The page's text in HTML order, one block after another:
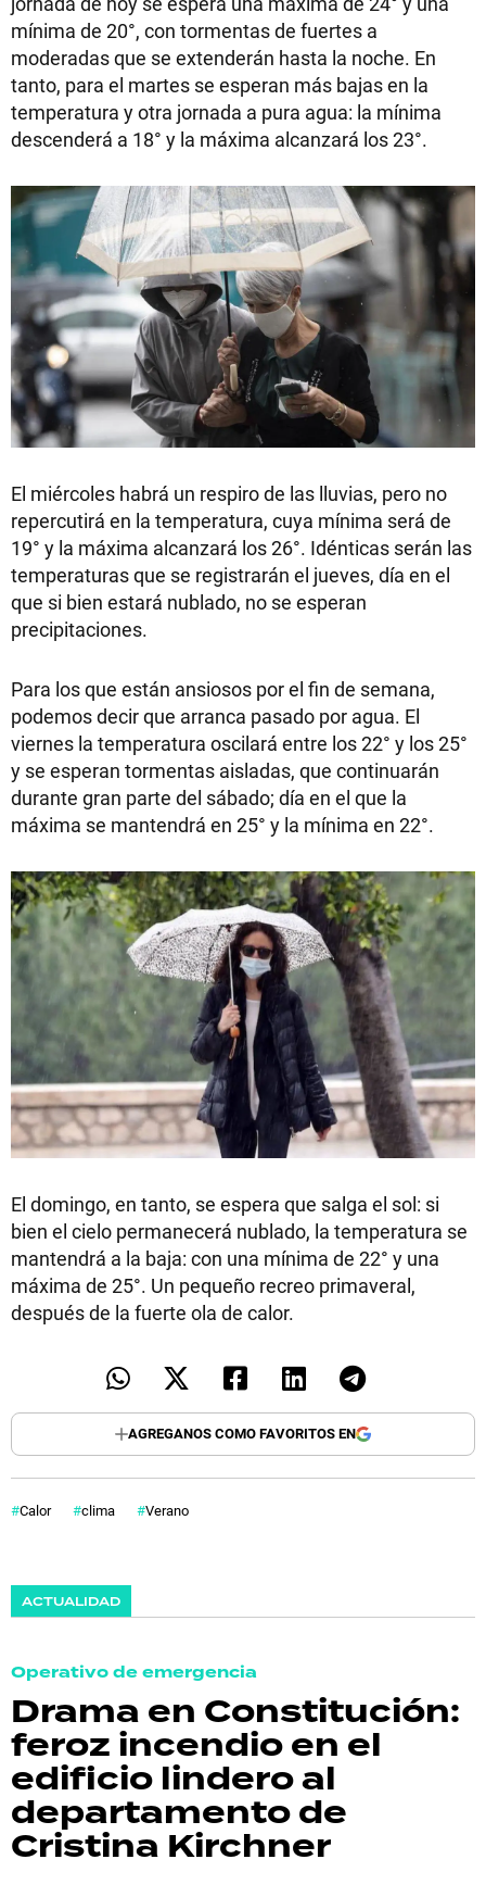
mínima de 20°, con tormentas de fuertes a
moderadas que se extenderán hasta la noche. En
tanto, para el martes se esperan más bajas en la
temperatura y otra jornada a pura agua: la mínima
descenderá a 18° y la máxima alcanzará los 23°.
El miércoles habrá un respiro de las lluvias, pero no
repercutirá en la temperatura, cuya mínima será de
19° y la máxima alcanzará los 26°. Idénticas serán las
temperaturas que se registrarán el jueves, día en el
que si bien estará nublado, no se esperan
precipitaciones.
Para los que están ansiosos por el fin de semana,
podemos decir que arranca pasado por agua. El
viernes la temperatura oscilará entre los 22° y los 25°
y se esperan tormentas aisladas, que continuarán
durante gran parte del sábado; día en el que la
máxima se mantendrá en 25° y la mínima en 22°.
El domingo, en tanto, se espera que salga el sol: si
bien el cielo permanecerá nublado, la temperatura se
mantendrá a la baja: con una mínima de 22° y una
máxima de 25°. Un pequeño recreo primaveral,
después de la fuerte ola de calor.
AGREGANOS COMO FAVORITOS EN
Calor clima Verano
ACTUALIDAD
Operativo de emergencia
Drama en Constitución:
feroz incendio en el
edificio lindero al
departamento de
Cristina Kirchner